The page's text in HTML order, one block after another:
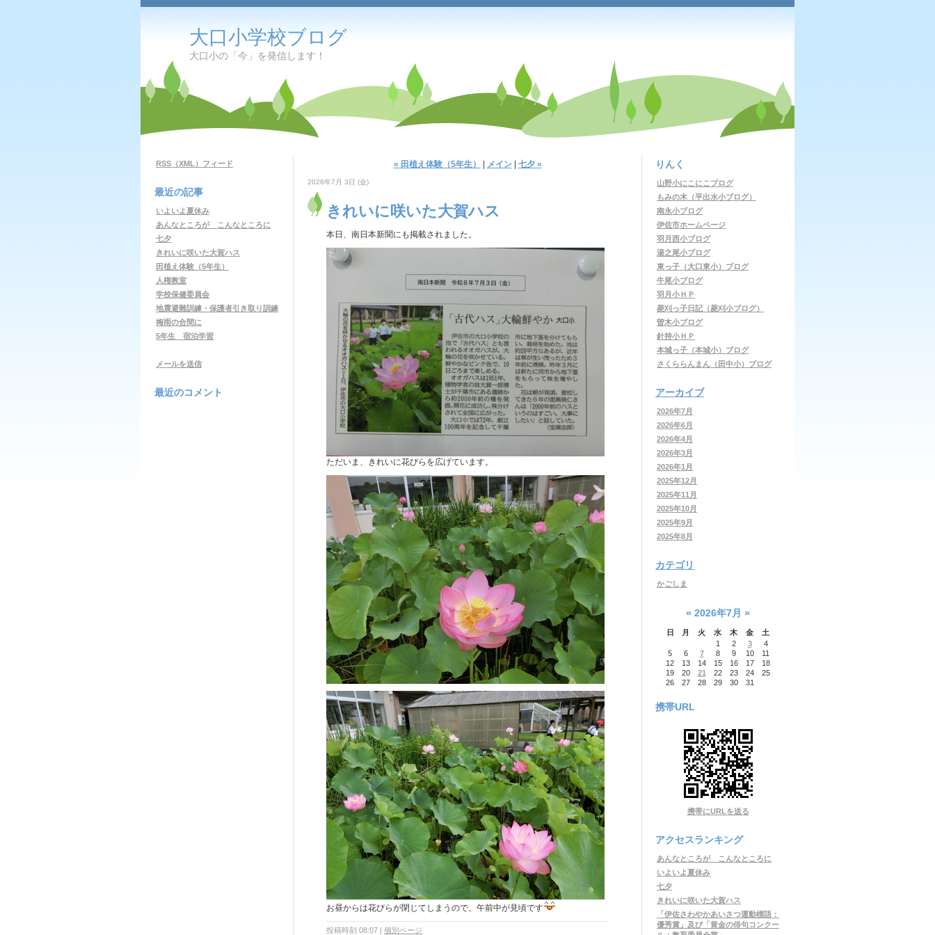
大口小学校ブログ
大口小の「今」を発信します！
RSS（XML）フィード
最近の記事
いよいよ夏休み
あんなところが こんなところに
七夕
きれいに咲いた大賀ハス
田植え体験（5年生）
人権教室
学校保健委員会
地震避難訓練・保護者引き取り訓練
梅雨の合間に
5年生 宿泊学習
メールを送信
最近のコメント
« 田植え体験（5年生） メイン| 七夕 »
2026年7月 3日 (金)
きれいに咲いた大賀ハス
本日、南日本新聞にも掲載されました。
ただいま、きれいに花びらを広げています。
お昼からは花びらが閉じてしまうので、午前中が見頃です
投稿時刻 08:07 | 個別ページ
りんく
山野小にこにこブログ
もみの木（平出水小ブログ）
南永小ブログ
伊佐市ホームページ
羽月西小ブログ
湯之尾小ブログ
東っ子（大口東小）ブログ
牛尾小ブログ
羽月小ＨＰ
菱刈っ子日記（菱刈小ブログ）
曽木小ブログ
針持小ＨＰ
本城っ子（本城小）ブログ
さくららんまん（田中小）ブログ
アーカイブ
2026年7月
2026年6月
2026年4月
2026年3月
2026年1月
2025年12月
2025年11月
2025年10月
2025年9月
2025年8月
カテゴリ
かごしま
« 2026年7月 »
日 月 火 水 木 金
土
1
2 3
4
5
6 7 8 9 10
11
12
13 14 15 16 17
18
19
20 21 22 23 24
25
26
27 28 29 30 31
携帯URL
携帯にURLを送る
アクセスランキング
あんなところが こんなところに
いよいよ夏休み
七夕
きれいに咲いた大賀ハス
「伊佐さわやかあいさつ運動標語：
優秀賞」及び「黄金の俳句コンクー